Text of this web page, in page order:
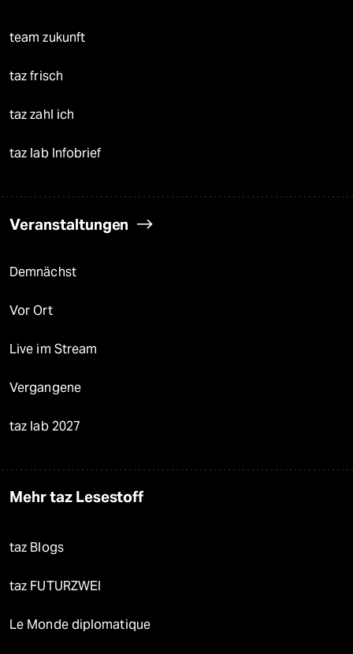
team zukunft
taz frisch
taz zahl ich
taz lab Infobrief
Veranstaltungen
Demnächst
Vor Ort
Live im Stream
Vergangene
taz lab 2027
Mehr taz Lesestoff
taz Blogs
taz FUTURZWEI
Le Monde diplomatique